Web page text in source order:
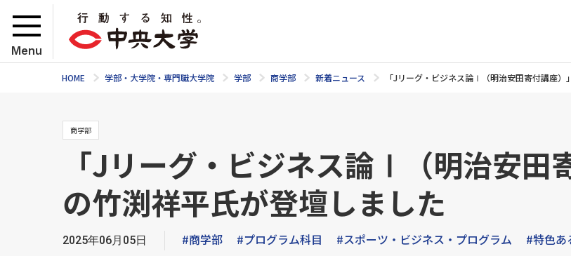
Menu
HOME 学部・大学院・専門職大学院 学部 商学部 新着ニュース 「Jリーグ・ビジネス論Ⅰ（明治安田寄付講座
商学部
「Jリーグ・ビジネス論Ⅰ（明治安田
の竹渕祥平氏が登壇しました
2025年06月05日 #商学部 #プログラム科目 #スポーツ・ビジネス・プログラム #特色あ